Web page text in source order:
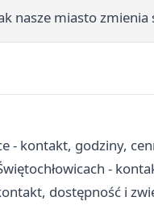
nasze miasto
- kontakt, godziny,
-
dostępność i